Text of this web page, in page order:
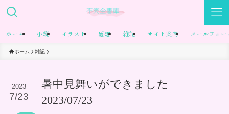
ホーム 小説 イラスト 感想 雑記 サイト案内 メールフォー
ホーム 雑記
暑中見舞いができました
2023/07/23
2023
7/23